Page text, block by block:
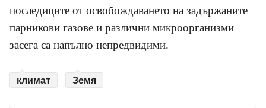
последиците от освобождаването на задържаните
парникови газове и различни микроорганизми
засега са напълно непредвидими.
климат Земя